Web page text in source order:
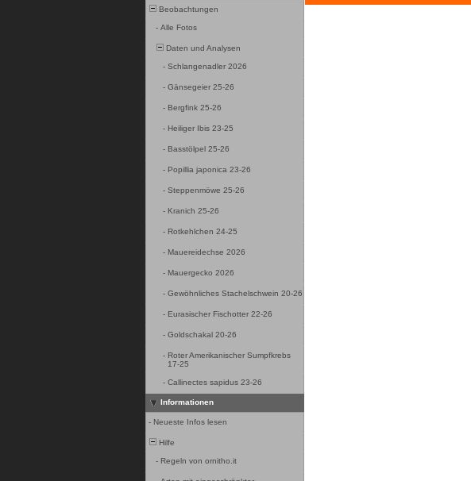
Beobachtungen
- Alle Fotos
Daten und Analysen
- Schlangenadler 2026
- Gänsegeier 25-26
- Bergfink 25-26
- Heiliger Ibis 23-25
- Basstölpel 25-26
- Popillia japonica 23-26
- Steppenmöwe 25-26
- Kranich 25-26
- Rotkehlchen 24-25
- Mauereidechse 2026
- Mauergecko 2026
- Gewöhnliches Stachelschwein 20-26
- Eurasischer Fischotter 22-26
- Goldschakal 20-26
- Roter Amerikanischer Sumpfkrebs
17-25
- Callinectes sapidus 23-26
Informationen
- Neueste Infos lesen
Hilfe
- Regeln von ornitho.it